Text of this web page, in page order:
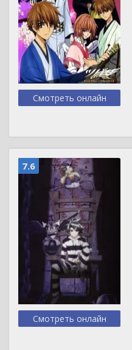
Смотреть онлайн
7.6
Смотреть онлайн